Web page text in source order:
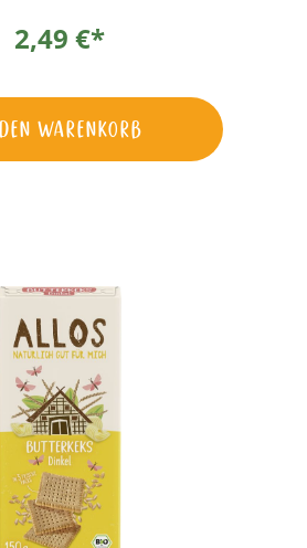
Knackig, fruchtig,
2,49 €*
Warenkorb